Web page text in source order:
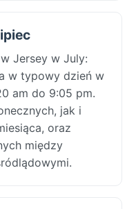
Jersey w July:
w typowy dzień w
am do 9:05 pm.
jak i
oraz
między